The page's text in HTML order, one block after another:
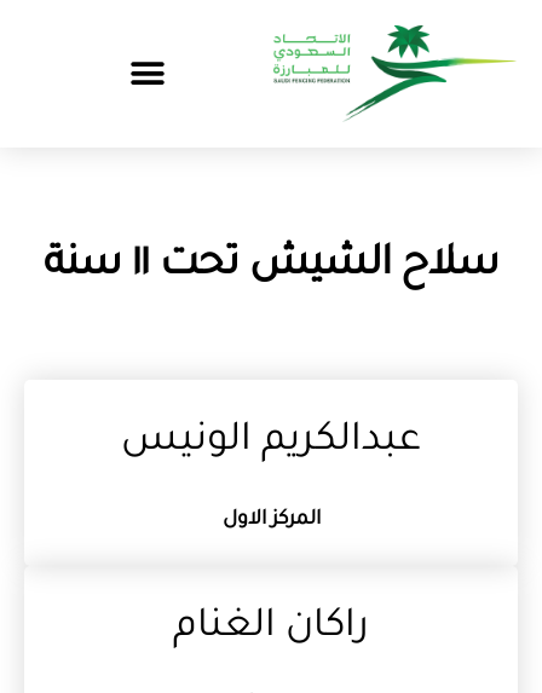
سلاح الشيش تحت ١١ سنة
عبدالكريم الونيس
المركز الاول
راكان الغنام